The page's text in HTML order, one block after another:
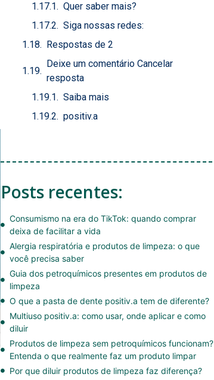
Quer saber mais?
Siga nossas redes:
Respostas de 2
Deixe um comentário Cancelar
resposta
Saiba mais
positiv.a
Posts recentes:
Consumismo na era do TikTok: quando comprar
deixa de facilitar a vida
Alergia respiratória e produtos de limpeza: o que
você precisa saber
Guia dos petroquímicos presentes em produtos de
limpeza
O que a pasta de dente positiv.a tem de diferente?
Multiuso positiv.a: como usar, onde aplicar e como
diluir
Produtos de limpeza sem petroquímicos funcionam?
Entenda o que realmente faz um produto limpar
Por que diluir produtos de limpeza faz diferença?